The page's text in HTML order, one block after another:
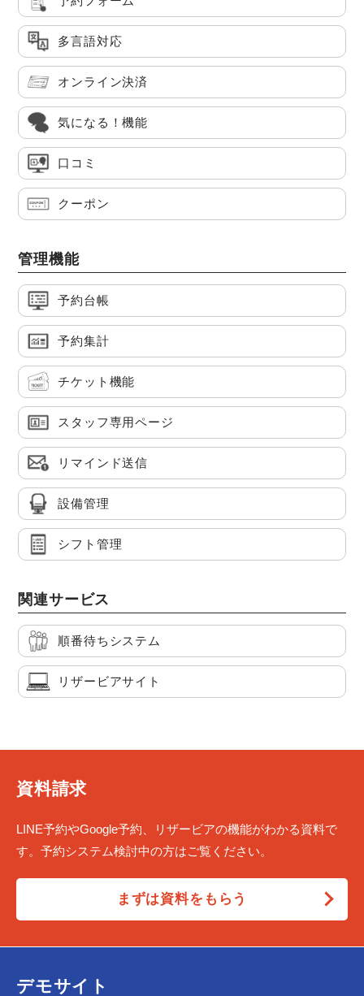
多言語対応
オンライン決済
気になる！機能
口コミ
クーポン
管理機能
予約台帳
予約集計
チケット機能
スタッフ専用ページ
リマインド送信
設備管理
シフト管理
関連サービス
順番待ちシステム
リザービアサイト
資料請求
LINE予約やGoogle予約、リザービアの機能がわかる資料で
す。予約システム検討中の方はご覧ください。
まずは資料をもらう
デモサイト